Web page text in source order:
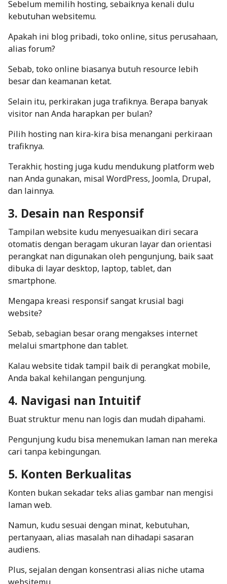
Sebelum memilih hosting, sebaiknya kenali dulu
kebutuhan websitemu.
Apakah ini blog pribadi, tokoonline, situs perusahaan,
alias forum?
Sebab, tokoonline biasanya butuh resource lebih
besar dan keamanan ketat.
Selain itu, perkirakan juga trafiknya. Berapa banyak
visitor nan Anda harapkan per bulan?
Pilih hosting nan kira-kira bisa menangani perkiraan
trafiknya.
Terakhir, hosting juga kudu mendukung platform web
nan Anda gunakan, misal WordPress, Joomla, Drupal,
dan lainnya.
3. Desain nan Responsif
Tampilan website kudu menyesuaikan diri secara
otomatis dengan beragam ukuran layar dan orientasi
perangkat nan digunakan oleh pengunjung, baik saat
dibuka di layar desktop, laptop, tablet, dan
smartphone.
Mengapa kreasi responsif sangat krusial bagi
website?
Sebab, sebagian besar orang mengakses internet
melalui smartphonedan tablet.
Kalau website tidak tampil baik di perangkat mobile,
Anda bakal kehilangan pengunjung.
4. Navigasi nan Intuitif
Buat struktur menu nan logis dan mudah dipahami.
Pengunjung kudu bisa menemukan laman nan mereka
cari tanpa kebingungan.
5. Konten Berkualitas
Konten bukan sekadar teks alias gambar nan mengisi
laman web.
Namun, kudu sesuai dengan minat, kebutuhan,
pertanyaan, alias masalah nan dihadapi sasaran
audiens.
Plus, sejalan dengan konsentrasi alias niche utama